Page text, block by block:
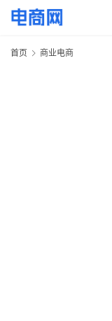
首页 商业电商